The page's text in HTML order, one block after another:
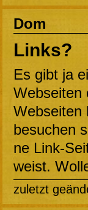
Dom
Links?
Es gibt ja
Webseiten
Webseiten
besuchen
ne Link-
weist.
zuletzt